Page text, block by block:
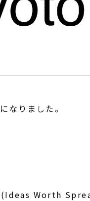
なりました。
(Ideas Worth